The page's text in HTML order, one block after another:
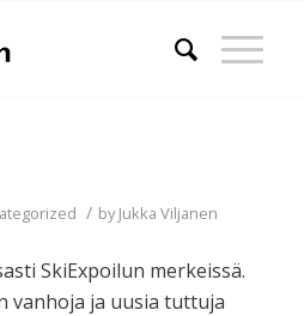
/ byJukka Viljanen
SkiExpoilun merkeissä.
vanhoja ja uusia tuttuja